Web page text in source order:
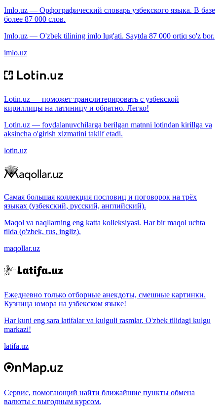
Imlo.uz — Орфографический словарь узбекского языка. В базе
более 87 000 слов.
Imlo.uz — O'zbek tilining imlo lug'ati. Saytda 87 000 ortiq so'z bor.
imlo.uz
Lotin.uz — поможет транслитерировать с узбекской
кириллицы на латиницу и обратно. Легко!
Lotin.uz — foydalanuvchilarga berilgan matnni lotindan kirillga va
aksincha o'girish xizmatini taklif etadi.
lotin.uz
Самая большая коллекция пословиц и поговорок на трёх
языках (узбекский, русский, английский).
Maqol va naqllarning eng katta kolleksiyasi. Har bir maqol uchta
tilda (o'zbek, rus, ingliz).
maqollar.uz
Ежедневно только отборные анекдоты, смешные картинки.
Кузница юмора на узбекском языке!
Har kuni eng sara latifalar va kulguli rasmlar. O'zbek tilidagi kulgu
markazi!
latifa.uz
Сервис, помогающий найти ближайшие пункты обмена
валюты с выгодным курсом.